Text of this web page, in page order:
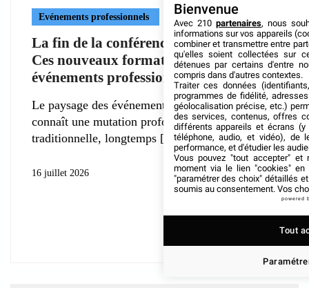
Evénements professionnels
La fin de la conférence traditionnelle ?
Ces nouveaux formats réinventent les
événements professionnels
Le paysage des événements professionnels
connaît une mutation profonde. La conférence
traditionnelle, longtemps
16 juillet 2026
Bienvenue
Avec 210 partenaires, nous
informations sur vos appareils
combiner et transmettre entre
qu'elles soient collectées sur
détenues par certains d'entre
compris dans d'autres contextes.
Traiter ces données
programmes de fidélité,
géolocalisation précise, etc.)
des services, contenus, offres
différents appareils et écrans (y
téléphone, audio, et vidéo), de
performance, et d'étudier les
Vous pouvez "tout accepter" et
moment via le lien "cookies" en
"paramétrer des choix" détaillés
soumis au consentement. Vos
powered
Tout